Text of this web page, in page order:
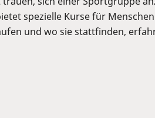
spezielle Kurse für
und wo sie stattfinden,